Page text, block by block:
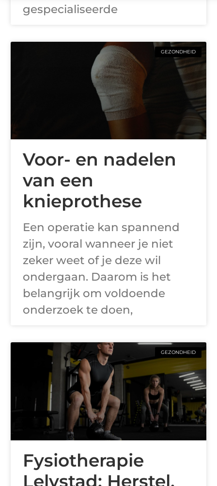
gespecialiseerde
GEZONDHEID
Voor- en nadelen
van een
knieprothese
Een operatie kan spannend
zijn, vooral wanneer je niet
zeker weet of je deze wil
ondergaan. Daarom is het
belangrijk om voldoende
onderzoek te doen,
GEZONDHEID
Fysiotherapie
Lelystad: Herstel,